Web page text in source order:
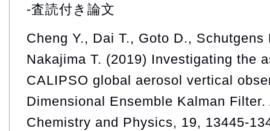
-査読付き論文
Cheng Y., Dai T., Goto D.,
Nakajima T. (2019) Investigating the
CALIPSO global aerosol vertical
Dimensional Ensemble Kalman
Chemistry and Physics, 19, 13445-